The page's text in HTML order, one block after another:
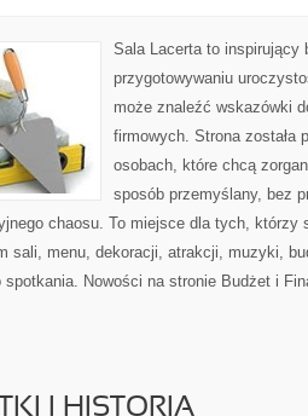
Sala Lacerta to inspirujący
przygotowywaniu
może znaleźć wskazówki
firmowych. Strona została
osobach, które chcą
sposób przemyślany, bez
chaosu. To miejsce dla tych, którzy
sali, menu, dekoracji, atrakcji, muzyki,
spotkania. Nowości na stronie Budżet i
I HISTORIA